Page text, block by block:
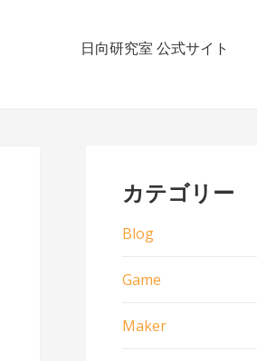
日向研究室 公式サイト
カテゴリー
Blog
Game
Maker